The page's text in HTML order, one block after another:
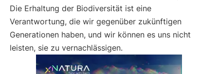
Die Erhaltung der Biodiversität ist eine
Verantwortung, die wir gegenüber zukünftigen
Generationen haben, und wir können es uns nicht
leisten, sie zu vernachlässigen.